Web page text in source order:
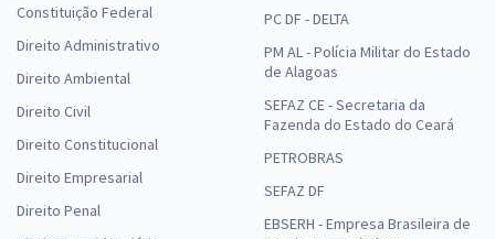
Constituição Federal
Direito Administrativo
Direito Ambiental
Direito Civil
Direito Constitucional
Direito Empresarial
Direito Penal
PC DF - DELTA
PM AL - Polícia Militar do Estado
de Alagoas
SEFAZ CE - Secretaria da
Fazenda do Estado do Ceará
PETROBRAS
SEFAZ DF
EBSERH - Empresa Brasileira de